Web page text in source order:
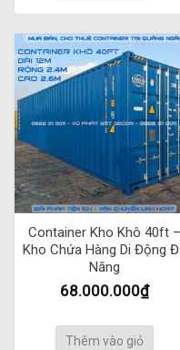
Container Kho Khô 40ft –
Kho Chứa Hàng Di Động
Năng
68.000.000₫
Thêm vào giỏ